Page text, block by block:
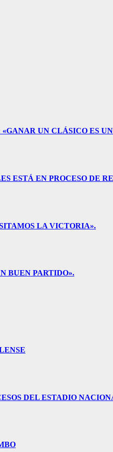
UN CLÁSICO ES
ESTÁ EN PROCESO DE
LA VICTORIA».
BUEN PARTIDO».
DEL ESTADIO